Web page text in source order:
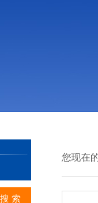
您现在